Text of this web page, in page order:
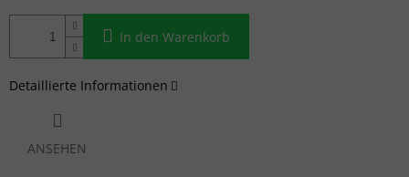
In den Warenkorb
Detaillierte Informationen
ANSEHEN